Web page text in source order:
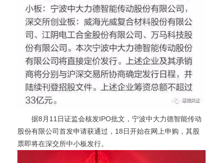
据8月11日证监会核发IPO批文，宁波中大力德智能传动
股份有限公司首发申请获通过，18日开始在网上申购，其股
票即将在深交所中小板发行。